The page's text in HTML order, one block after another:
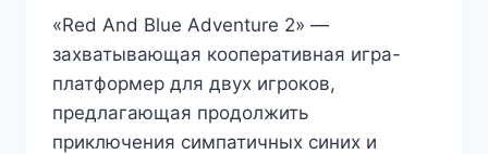
«Red And Blue Adventure 2» —
захватывающая кооперативная игра-
платформер для двух игроков,
предлагающая продолжить
приключения симпатичных синих и